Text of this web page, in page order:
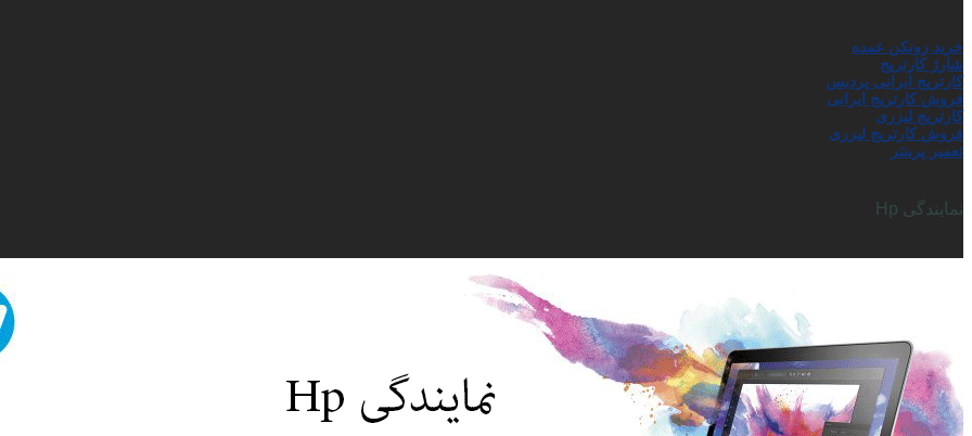
خرید زونکن عمده
شارژ کارتریج
کارتریج ایرانی پردیس
فروش کارتریج ایرانی
کارتریج لیزری
فروش کارتریج لیزری
تعمیر پرینتر
نمایندگی Hp